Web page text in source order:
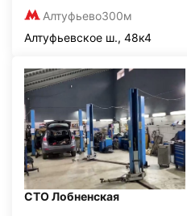
Алтуфьево300м
Алтуфьевское ш., 48к4
СТО Лобненская